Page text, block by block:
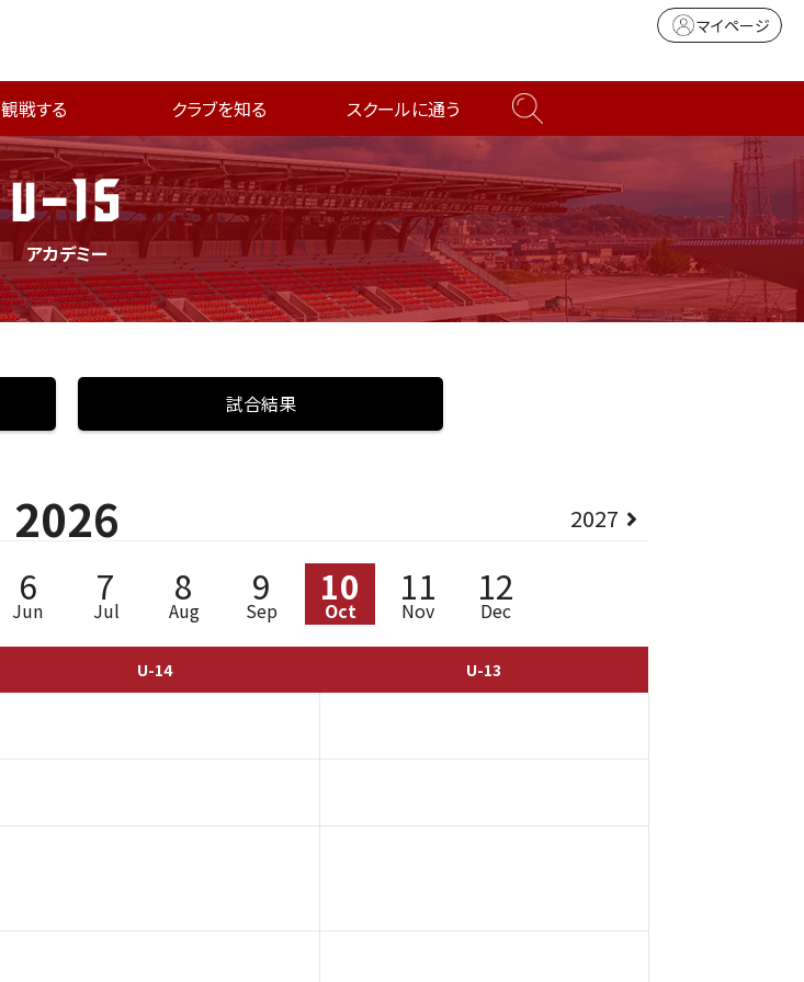
マイページ
観戦する クラブを知る スクールに通う
U-15
アカデミー
試合結果
2026 2027
6
Jun
7
Jul
8
Aug
9
Sep
10
Oct
11
Nov
12
Dec
U-14 U-13